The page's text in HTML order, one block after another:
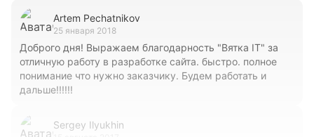
Artem Pechatnikov
25 января 2018
Доброго дня! Выражаем благодарность "Вятка IT" за
отличную работу в разработке сайта. быстро. полное
понимание что нужно заказчику. Будем работать и
дальше!!!!!!
Sergey Ilyukhin